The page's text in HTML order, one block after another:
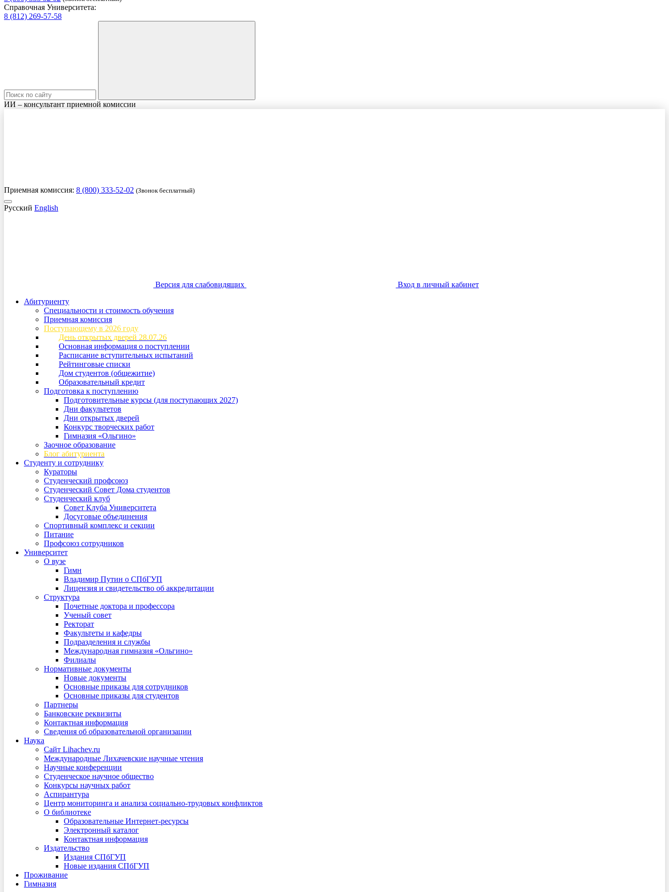
Справочная Университета:
8 (812) 269-57-58
ИИ – консультант приемной комиссии
Приемная комиссия: 8 (800) 333-52-02 (Звонок бесплатный)
Русский English
Версия для слабовидящих
Вход в личный кабинет
Абитуриенту
Специальности и стоимость обучения
Приемная комиссия
Поступающему в 2026 году
День открытых дверей 28.07.26
Основная информация о поступлении
Расписание вступительных испытаний
Рейтинговые списки
Дом студентов (общежитие)
Образовательный кредит
Подготовка к поступлению
Подготовительные курсы (для поступающих 2027)
Дни факультетов
Дни открытых дверей
Конкурс творческих работ
Гимназия «Ольгино»
Заочное образование
Блог абитуриента
Студенту и сотруднику
Кураторы
Студенческий профсоюз
Студенческий Совет Дома студентов
Студенческий клуб
Совет Клуба Университета
Досуговые объединения
Спортивный комплекс и секции
Питание
Профсоюз сотрудников
Университет
О вузе
Гимн
Владимир Путин о СПбГУП
Лицензия и свидетельство об аккредитации
Структура
Почетные доктора и профессора
Ученый совет
Ректорат
Факультеты и кафедры
Подразделения и службы
Международная гимназия «Ольгино»
Филиалы
Нормативные документы
Новые документы
Основные приказы для сотрудников
Основные приказы для студентов
Партнеры
Банковские реквизиты
Контактная информация
Сведения об образовательной организации
Наука
Сайт Lihachev.ru
Международные Лихачевские научные чтения
Научные конференции
Студенческое научное общество
Конкурсы научных работ
Аспирантура
Центр мониторинга и анализа социально-трудовых конфликтов
О библиотеке
Образовательные Интернет-ресурсы
Электронный каталог
Контактная информация
Издательство
Издания СПбГУП
Новые издания СПбГУП
Проживание
Гимназия